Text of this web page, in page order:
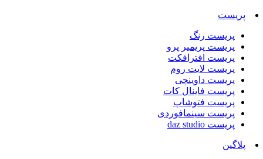
پریست
پریست رنگ
پریست پریمیر پرو
پریست افترافکت
پریست لایت روم
پریست داوینچی
پریست فاینال کات
پریست فتوشاپ
پریست سینمافوردی
پریست daz studio
پلاگین